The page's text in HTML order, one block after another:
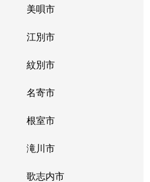
美唄市
江別市
紋別市
名寄市
根室市
滝川市
歌志内市